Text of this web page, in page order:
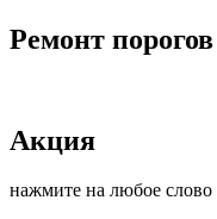
Ремонт
Акция
нажмите на любое слово